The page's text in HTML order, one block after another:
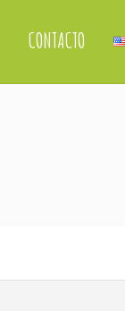
CONTACTO